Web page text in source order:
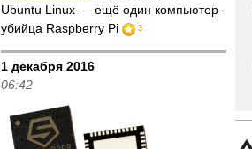
Ubuntu Linux — ещё один компьютер-
убийца Raspberry Pi
3
1 декабря 2016
06:42